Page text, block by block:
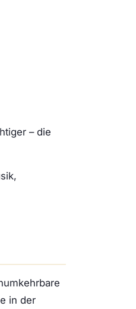
– die
in der